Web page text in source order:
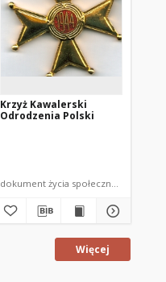
Krzyż Kawalerski
Odrodzenia Polski
dokument życia społecznego
Więcej